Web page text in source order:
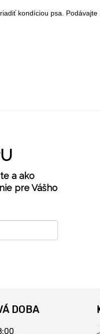
kondíciou psa.
a ako
pre Vášho
DOBA